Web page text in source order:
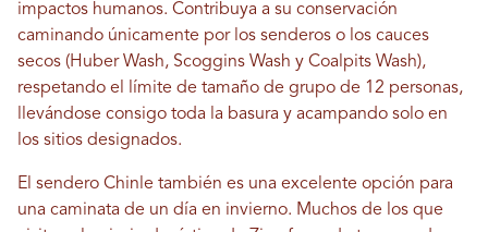
impactos humanos. Contribuya a su conservación
caminando únicamente por los senderos o los cauces
secos (Huber Wash, Scoggins Wash y Coalpits Wash),
respetando el límite de tamaño de grupo de 12 personas,
llevándose consigo toda la basura y acampando solo en
los sitios designados.
El sendero Chinle también es una excelente opción para
una caminata de un día en invierno. Muchos de los que